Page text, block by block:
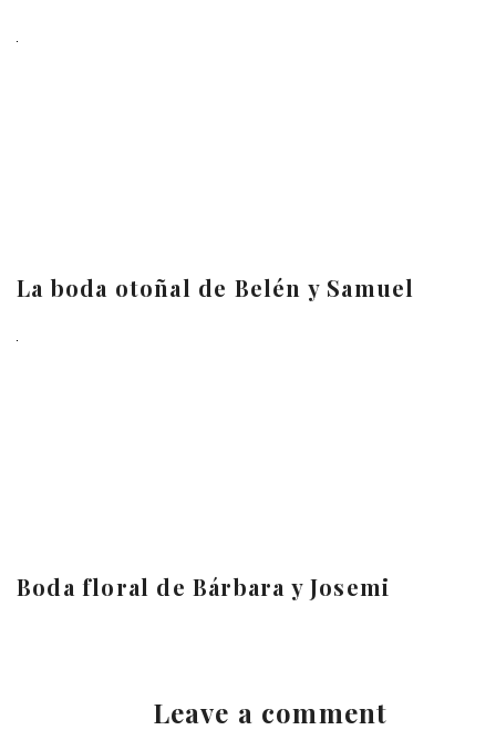
La boda otoñal de Belén y Samuel
Boda floral de Bárbara y Josemi
Leave a comment